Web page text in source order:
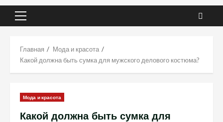
Основное
Главная
Мода и красота
Какой должна быть сумка для мужского делового костюма?
Мода и красота
Какой должна быть сумка для